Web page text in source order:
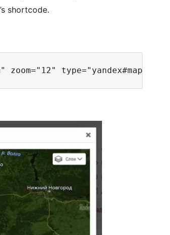
shortcode.